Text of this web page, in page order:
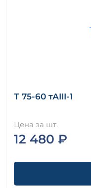
Т 75-60 тАIII-1
Цена за шт.
12 480 ₽